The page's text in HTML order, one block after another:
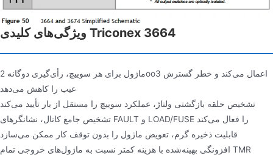
ویژگی‌های کلیدی Triconex 3664
ماژول برای هر سوییچ، رأی‌گیری دوگانه 2oo3 اعمال می‌کند و خطر گسترش
عیب را کاهش می‌دهد
تشخیص حلقه بازگشتی ولتاژ، عملکرد سوییچ را مستقل از بار تأیید می‌کند
تشخیص جامع کانال، نشانگرهای FAULT و LOAD/FUSE را فعال می‌کند
قابلیت ذخیره گرم، تعویض ماژول را بدون توقف کار ممکن می‌سازد
افزونگی بهینه‌شده با هزینه کمتر نسبت به ماژول‌های خروجی تمام TMR